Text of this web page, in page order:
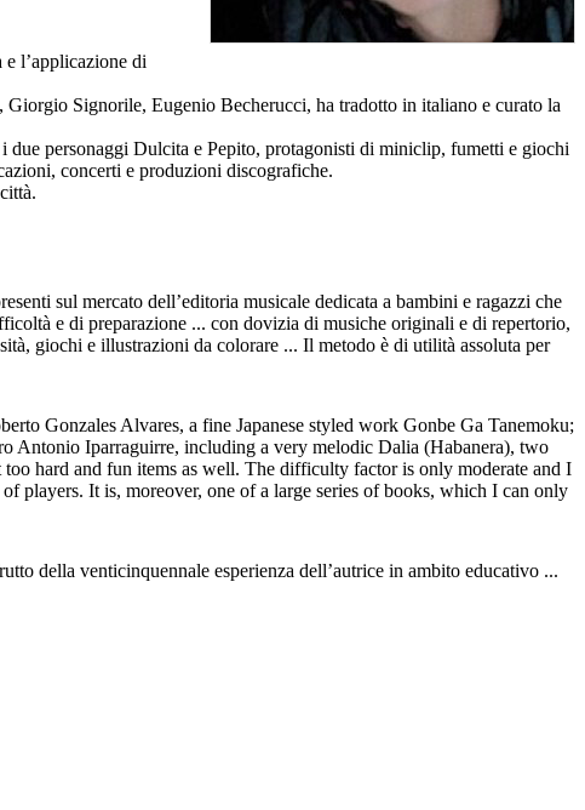
l’applicazione di
Signorile, Eugenio Becherucci, ha tradotto in italiano e curato la
personaggi Dulcita e Pepito, protagonisti di miniclip, fumetti e giochi
concerti e produzioni discografiche.
sul mercato dell’editoria musicale dedicata a bambini e ragazzi che
e di preparazione ... con dovizia di musiche originali e di repertorio,
giochi e illustrazioni da colorare ... Il metodo è di utilità assoluta per
Gonzales Alvares, a fine Japanese styled work Gonbe Ga Tanemoku;
Antonio Iparraguirre, including a very melodic Dalia (Habanera), two
hard and fun items as well. The difficulty factor is only moderate and I
players. It is, moreover, one of a large series of books, which I can only
della venticinquennale esperienza dell’autrice in ambito educativo ...